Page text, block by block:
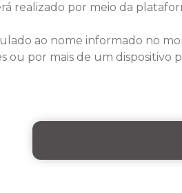
realizado por meio da
ao nome informado no
ou por mais de um dispositivo